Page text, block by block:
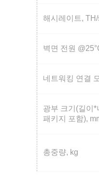
해시레이트,
벽면 전원
네트워킹 연결
광부 크기(길이*
패키지 포함),
총중량, kg